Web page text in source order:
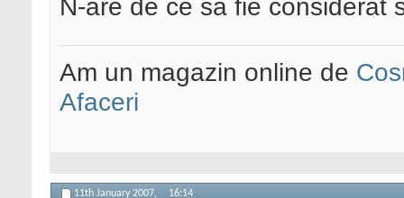
N-are de ce sa fie considerat
Am un magazin online de
Afaceri
11th January 2007, 16:14